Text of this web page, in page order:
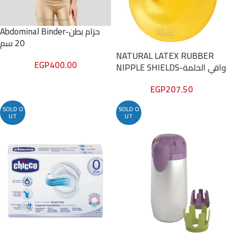
Abdominal Binder-حزام بطن
20 سم
EGP400.00
NATURAL LATEX RUBBER
NIPPLE SHIELDS-واقي الحلمة
EGP207.50
SOLD O
UT
SOLD O
UT